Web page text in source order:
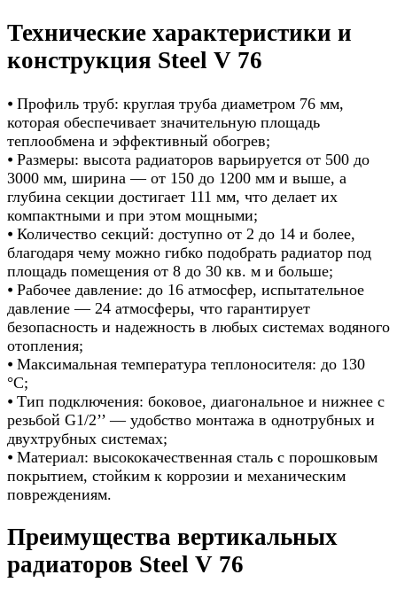
Технические характеристики и
конструкция Steel V 76
⦁ Профиль труб: круглая труба диаметром 76 мм,
которая обеспечивает значительную площадь
теплообмена и эффективный обогрев;
⦁ Размеры: высота радиаторов варьируется от 500 до
3000 мм, ширина — от 150 до 1200 мм и выше, а
глубина секции достигает 111 мм, что делает их
компактными и при этом мощными;
⦁ Количество секций: доступно от 2 до 14 и более,
благодаря чему можно гибко подобрать радиатор под
площадь помещения от 8 до 30 кв. м и больше;
⦁ Рабочее давление: до 16 атмосфер, испытательное
давление — 24 атмосферы, что гарантирует
безопасность и надежность в любых системах водяного
отопления;
⦁ Максимальная температура теплоносителя: до 130
°С;
⦁ Тип подключения: боковое, диагональное и нижнее с
резьбой G1/2’’ — удобство монтажа в однотрубных и
двухтрубных системах;
⦁ Материал: высококачественная сталь с порошковым
покрытием, стойким к коррозии и механическим
повреждениям.
Преимущества вертикальных
радиаторов Steel V 76